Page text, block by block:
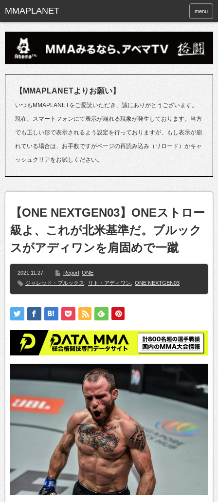
menu
【MMAPLANETよりお願い】
いつもMMAPLANETをご愛読いただき、誠にありがとうございます。
現在、スマートフォンにて表示が崩れる現象が発生しております。当方
でも正しい形で表示されるよう設定を行っておりますが、もし表示が崩
れている場合は、お手数ですがページの再読み込み（リロード）かキャ
ッシュクリアをお試しください。
【ONE NEXTGEN03】ONEストロー
級よ、これが北米基準だ。ブルック
スがアディワンを肩固めで一蹴
2021.11.27 Report ONE
ジャレッド・ブルックス
リト・アディワン ONE NEXTGEN03